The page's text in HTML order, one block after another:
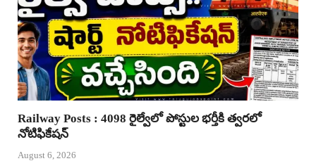
Railway Posts : 4098 రైల్వేలో పోస్టుల భర్తీకి త్వరలో
నోటిఫికేషన్
August 6, 2026